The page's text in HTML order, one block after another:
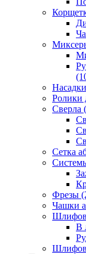
Ролики
Сверла
Сетка
Фрезы
Чашки
В